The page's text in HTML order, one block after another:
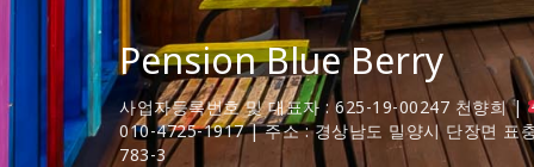
Pension Blue Berry
사업자등록번호 및 대표자 : 625-19-00247 천향희 |
010-4725-1917 | 주소 : 경상남도 밀양시 단장면 표
783-3